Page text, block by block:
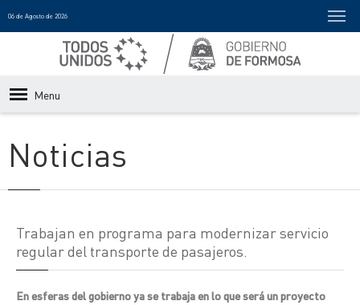
06 de Agosto de 2026
Menu
Noticias
Trabajan en programa para modernizar servicio
regular del transporte de pasajeros.
En esferas del gobierno ya se trabaja en lo que será un proyecto